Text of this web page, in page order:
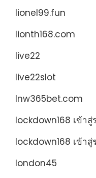
lionel99.fun
lionth168.com
live22
live22slot
lnw365bet.com
lockdown168 เข้าสู่
lockdown168 เข้าสู่
london45